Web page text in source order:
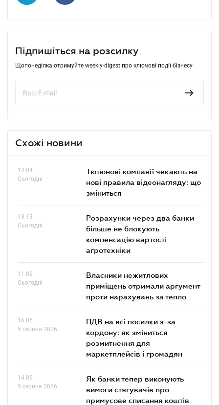
Підпишіться на розсилку
Щопонеділка отримуйте weekly-digest про ключові події бізнесу
Схожі новини
14.04
Сьогодні
Тютюнові компанії чекають на
нові правила відеонагляду: що
зміниться
13.13
Сьогодні
Розрахунки через два банки
більше не блокують
компенсацію вартості
агротехніки
11.02
Сьогодні
Власники нежитлових
приміщень отримали аргумент
проти нарахувань за тепло
16.05
5 серпня 2026
ПДВ на всі посилки з-за
кордону: як зміниться
розмитнення для
маркетплейсів і громадян
14.09
5 серпня 2026
Як банки тепер виконують
вимоги стягувачів про
примусове списання коштів